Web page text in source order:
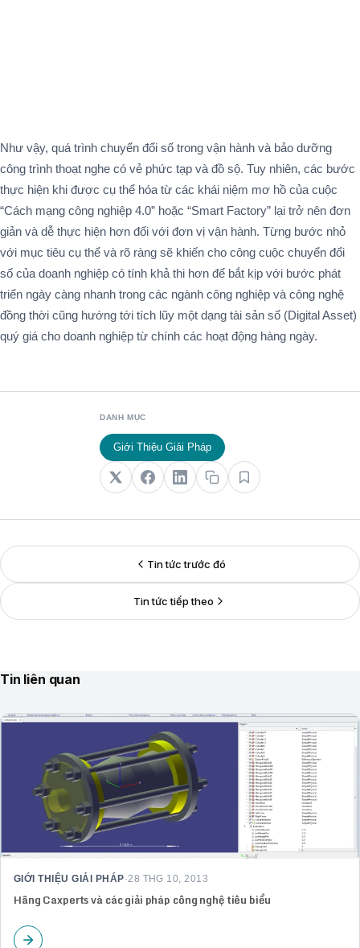
quý giá cho doanh nghiệp từ chính các hoạt động hàng ngày.
DANH MỤC
Giới Thiệu Giải Pháp
Tin tức tiếp theo
Hãng Caxperts và các giải pháp công nghệ tiêu biểu
Đối tác của TrueTech
Tuyển Dụng
© 2026 True Tech. Mọi quyền được bảo lưu.